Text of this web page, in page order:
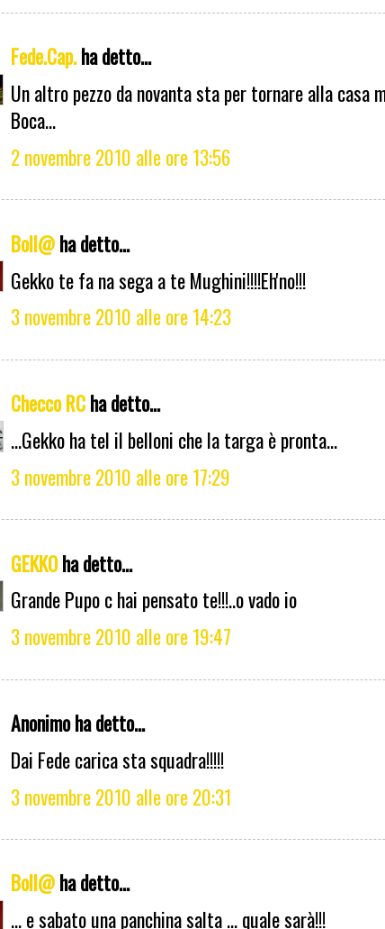
Fede.Cap.ha detto...
Un altro pezzo da novanta sta per tornare alla casa
Boca...
2 novembre 2010 alle ore 13:56
Boll@ha detto...
Gekko te fa na sega a te Mughini!!!!Eh'no!!!
3 novembre 2010 alle ore 14:23
Checco RCha detto...
...Gekko ha tel il belloni che la targa è pronta...
3 novembre 2010 alle ore 17:29
GEKKOha detto...
Grande Pupo c hai pensato te!!!..o vado io
3 novembre 2010 alle ore 19:47
Anonimo ha detto...
Dai Fede carica sta squadra!!!!!
3 novembre 2010 alle ore 20:31
Boll@ha detto...
... e sabato una panchina salta ... quale sarà!!!